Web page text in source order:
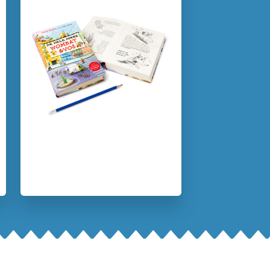
7 – 9 jaar Humor
Vriendschap
Terry Denton